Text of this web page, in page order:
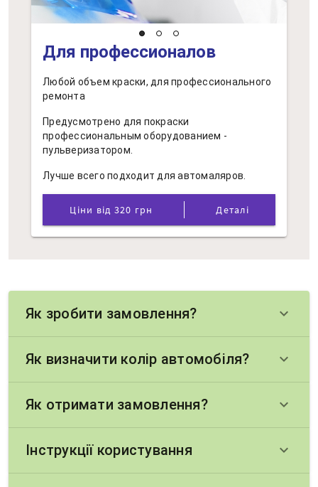
Для профессионалов
Любой объем краски, для профессионального
ремонта
Предусмотрено для покраски
профессиональным оборудованием -
пульверизатором.
Лучше всего подходит для автомаляров.
Ціни від 320 грн Деталі
Як зробити замовлення? keyboard_arrow_down
Як визначити колір автомобіля? keyboard_arrow_down
Як отримати замовлення? keyboard_arrow_down
Інструкції користування keyboard_arrow_down